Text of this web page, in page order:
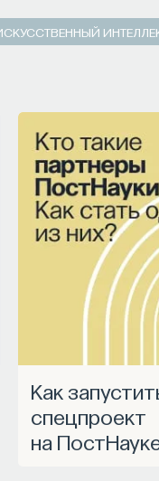
Как запустить
спецпроект
на